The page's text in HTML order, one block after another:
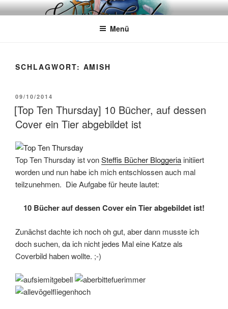
Zum
InhaltWÖRTERKATZE
Von Büchern erzählen
Menü
SCHLAGWORT: AMISH
VERÖFFENTLICHT
AM
09/10/2014
[Top Ten Thursday] 10 Bücher, auf dessen
Cover ein Tier abgebildet ist
Top Ten Thursday ist vonSteffis Bücher Bloggeria initiiert
worden und nun habe ich mich entschlossen auch mal
teilzunehmen. Die Aufgabe für heute lautet:
10 Bücher auf dessen Cover ein Tier abgebildet ist!
Zunächst dachte ich noch oh gut, aber dann musste ich
doch suchen, da ich nicht jedes Mal eine Katze als
Coverbild haben wollte. ;-)